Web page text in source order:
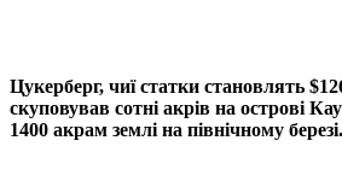
Link
Print
Цукерберг, чиї статки становлять
скуповував сотні акрів на острові
1400 акрам землі на північному березі.